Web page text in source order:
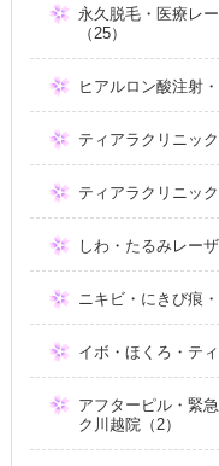
永久脱毛・医療レ
（25）
ヒアルロン酸注射
ティアラクリニッ
ティアラクリニッ
しわ・たるみレー
ニキビ・にきび痕
イボ・ほくろ・テ
アフターピル・緊
ク川越院（2）